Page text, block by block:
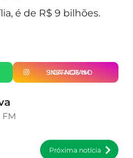
é de R$ 9 bilhões.
SIGA-NOS NO INSTAGRAM
Próxima notícia